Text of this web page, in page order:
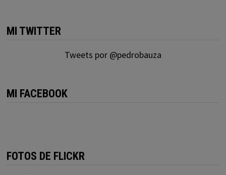
MI TWITTER
Tweets por @pedrobauza
MI FACEBOOK
FOTOS DE FLICKR